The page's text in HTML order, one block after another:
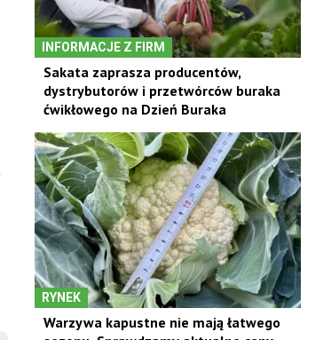
INFORMACJE Z FIRM
Sakata zaprasza producentów,
dystrybutorów i przetwórców buraka
ćwikłowego na Dzień Buraka
RYNEK
Warzywa kapustne nie mają łatwego